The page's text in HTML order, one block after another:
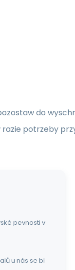
do
potrzeby
pevnosti v
u nás se bl